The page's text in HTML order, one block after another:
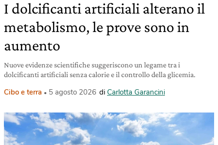
I dolcificanti artificiali alterano il
metabolismo, le prove sono in
aumento
Nuove evidenze scientifiche suggeriscono un legame tra i
dolcificanti artificiali senza calorie e il controllo della glicemia.
Cibo e terra 5 agosto 2026 di Carlotta Garancini